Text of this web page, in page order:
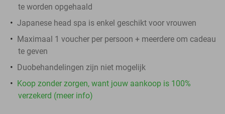
te worden opgehaald
Japanese head spa is enkel geschikt voor vrouwen
Maximaal 1 voucher per persoon + meerdere om cadeau
te geven
Duobehandelingen zijn niet mogelijk
Koop zonder zorgen, want jouw aankoop is 100%
verzekerd (meer info)